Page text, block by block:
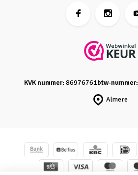
Almere
KVK nummer: 86976761btw-nummer: